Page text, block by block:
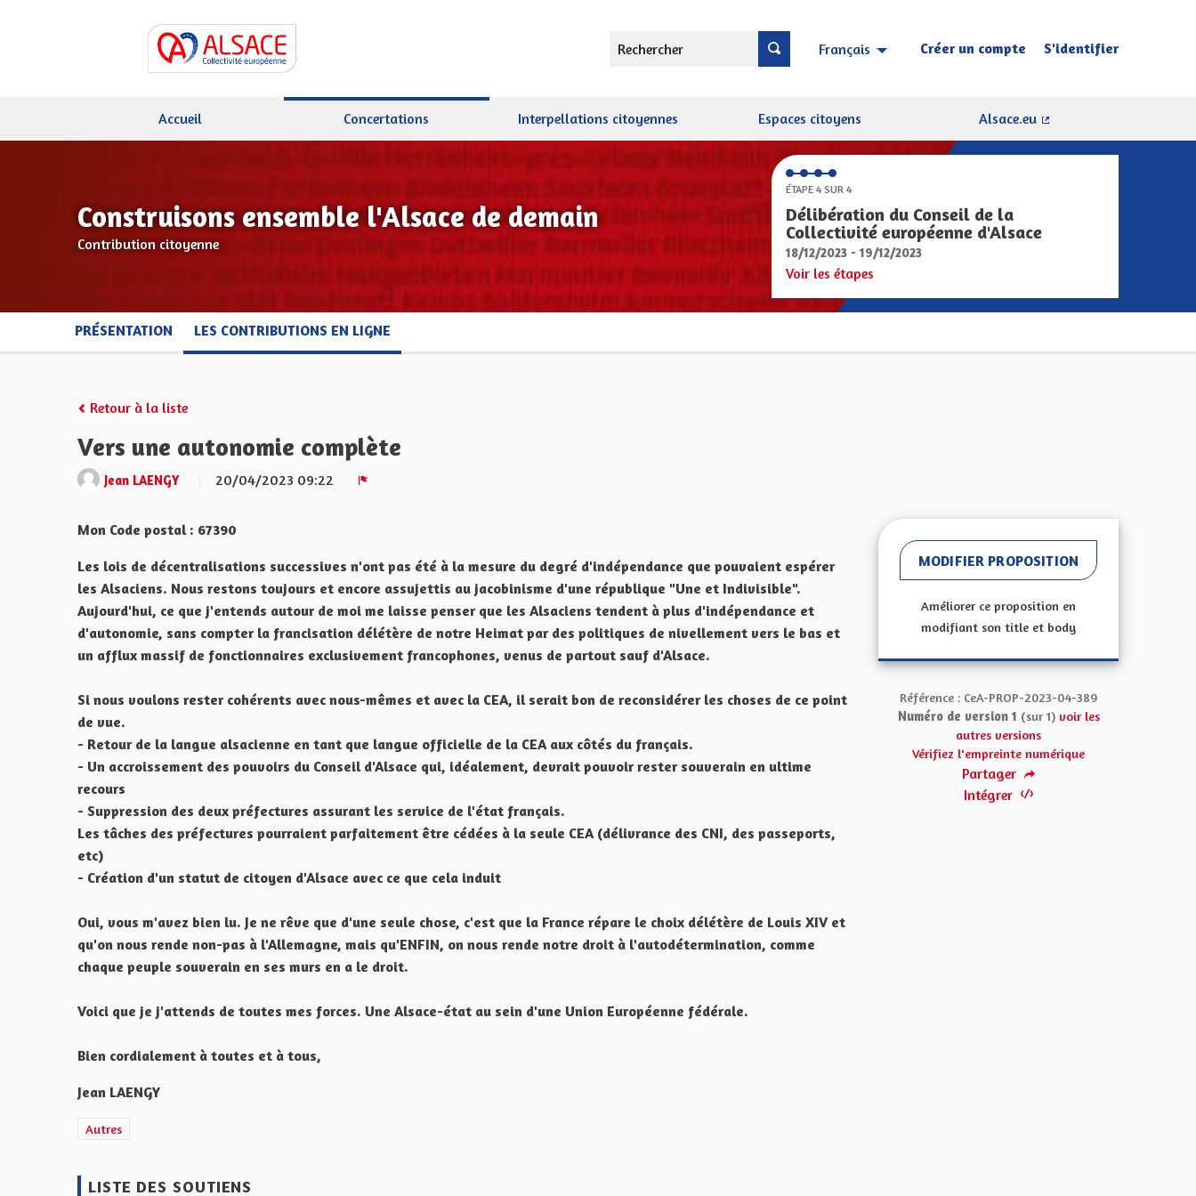
Rechercher Français Choisir la langue Sprache wählen
Créer un compte S'identifier
Accueil Concertations Interpellations citoyennes Espaces citoyens
Alsace.eu
Construisons ensemble l'Alsace de demain
Contribution citoyenne
ÉTAPE 4 SUR 4
Délibération du Conseil de la
Collectivité européenne d'Alsace
18/12/2023 - 19/12/2023
Voir les étapes
PRÉSENTATION LES CONTRIBUTIONS EN LIGNE
Retour à la liste
Vers une autonomie complète
Jean LAENGY
20/04/2023 09:22
Mon Code postal : 67390
Les lois de décentralisations successives n'ont pas été à la mesure du degré d'indépendance que pouvaient espérer
les Alsaciens. Nous restons toujours et encore assujettis au jacobinisme d'une république "Une et Indivisible".
Aujourd'hui, ce que j'entends autour de moi me laisse penser que les Alsaciens tendent à plus d'indépendance et
d'autonomie, sans compter la francisation délétère de notre Heimat par des politiques de nivellement vers le bas et
un afflux massif de fonctionnaires exclusivement francophones, venus de partout sauf d'Alsace.
Si nous voulons rester cohérents avec nous-mêmes et avec la CEA, il serait bon de reconsidérer les choses de ce point
de vue.
- Retour de la langue alsacienne en tant que langue officielle de la CEA aux côtés du français.
- Un accroissement des pouvoirs du Conseil d'Alsace qui, idéalement, devrait pouvoir rester souverain en ultime
recours
- Suppression des deux préfectures assurant les service de l'état français.
Les tâches des préfectures pourraient parfaitement être cédées à la seule CEA (délivrance des CNI, des passeports,
etc)
- Création d'un statut de citoyen d'Alsace avec ce que cela induit
Oui, vous m'avez bien lu. Je ne rêve que d'une seule chose, c'est que la France répare le choix délétère de Louis XIV et
qu'on nous rende non-pas à l'Allemagne, mais qu'ENFIN, on nous rende notre droit à l'autodétermination, comme
chaque peuple souverain en ses murs en a le droit.
Voici que je j'attends de toutes mes forces. Une Alsace-état au sein d'une Union Européenne fédérale.
Bien cordialement à toutes et à tous,
Jean LAENGY
Filtrer les résultats de la catégorie : Autres
Autres
LISTE DES SOUTIENS
MODIFIER PROPOSITION
Améliorer ce proposition en
modifiant son title et body
Référence : CeA-PROP-2023-04-389
Numéro de version 1 (sur 1) voir les
autres versions
Vérifiez l'empreinte numérique
Partager
Intégrer